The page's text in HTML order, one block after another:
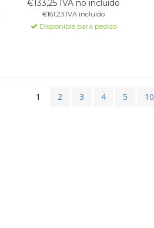
estabilizado para sistemas
KNX. Protección contra
cortocircuitos, sobrecargas y
€133,25 IVA no incluido
€161,23 IVA incluido
Disponible para pedido
1 2 3 4 5 10